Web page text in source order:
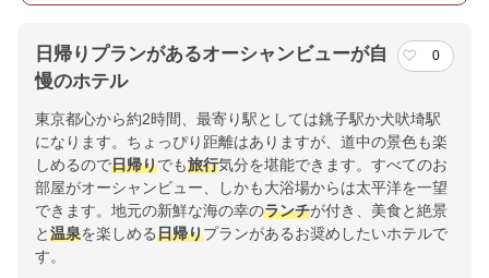
日帰りプランがあるオーシャンビューが自
慢のホテル
0
東京都心から約2時間、最寄り駅としては銚子駅か犬吠埼駅
になります。ちょっぴり距離はありますが、道中の景色も楽
しめるので日帰りでも旅行気分を堪能できます。すべてのお
部屋がオーシャンビュー、しかも大浴場からは太平洋を一望
できます。地元の新鮮な海の幸のランチが付き、美食と絶景
と温泉を楽しめる日帰りプランがあるお奨めしたいホテルで
す。